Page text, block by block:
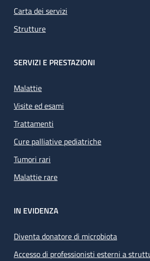
Carta dei servizi
Strutture
SERVIZI E PRESTAZIONI
Malattie
Visite ed esami
Trattamenti
Cure palliative pediatriche
Tumori rari
Malattie rare
IN EVIDENZA
Diventa donatore di microbiota
Accesso di professionisti esterni a